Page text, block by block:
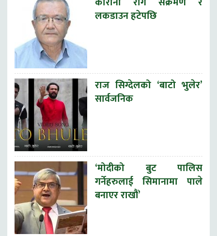
लकडाउन हटेपछि
राज सिग्देलको ‘बाटो भुलेर’
सार्वजनिक
‘मोदीको बुट पालिस
गर्नेहरुलाई सिमानामा पाले
बनाएर राखौं’